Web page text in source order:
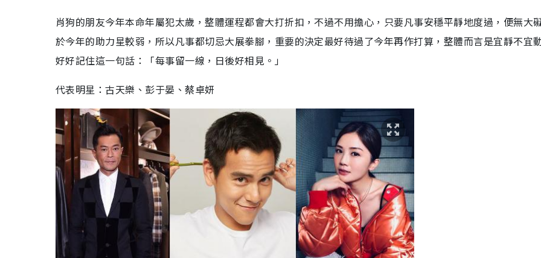
肖狗的朋友今年本命年屬犯太歲，整體運程都會大打折扣，不過不用擔心，只要凡事安穩平靜地度過，便無大
於今年的助力星較弱，所以凡事都切忌大展拳腳，重要的決定最好待過了今年再作打算，整體而言是宜靜不宜
好好記住這一句話：「每事留一線，日後好相見。」
代表明星：古天樂、彭于晏、蔡卓妍